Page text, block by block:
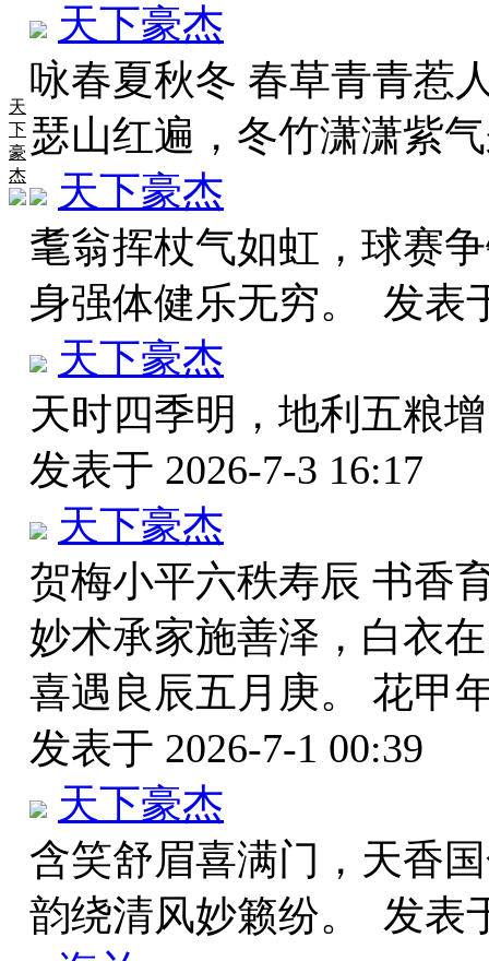
天
下
豪
杰
天下豪杰
咏春夏秋冬 春草青青惹
瑟山红遍，冬竹潇潇紫
天下豪杰
耄翁挥杖气如虹，球赛
身强体健乐无穷。 发表
天下豪杰
天时四季明，地利五粮
发表于 2026-7-3 16:17
天下豪杰
贺梅小平六秩寿辰 书香
妙术承家施善泽，白衣
喜遇良辰五月庚。 花甲
发表于 2026-7-1 00:39
天下豪杰
含笑舒眉喜满门，天香
韵绕清风妙籁纷。 发表